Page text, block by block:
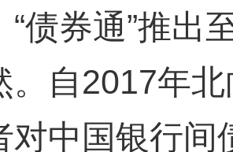
券通”推出
。自2017年
对中国银行间